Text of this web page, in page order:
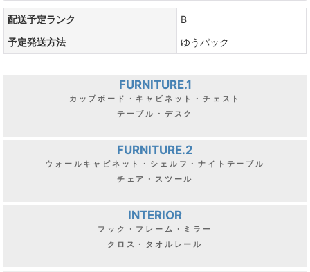
配送予定ランク
B
予定発送方法
ゆうパック
FURNITURE.1
カップボード・キャビネット・チェスト
テーブル・デスク
FURNITURE.2
ウォールキャビネット・シェルフ・ナイトテーブル
チェア・スツール
INTERIOR
フック・フレーム・ミラー
クロス・タオルレール